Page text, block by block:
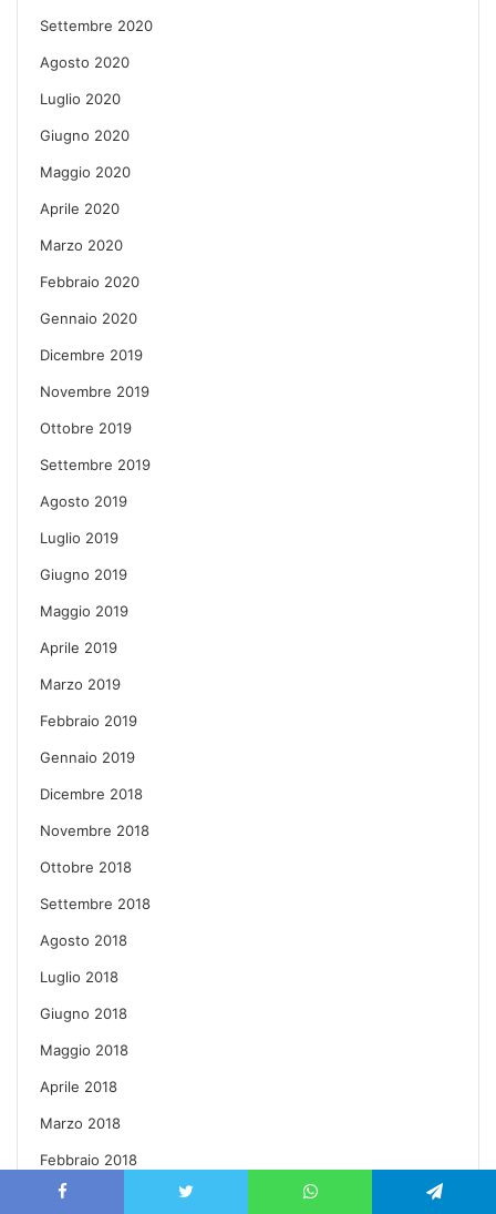
Settembre 2020
Agosto 2020
Luglio 2020
Giugno 2020
Maggio 2020
Aprile 2020
Marzo 2020
Febbraio 2020
Gennaio 2020
Dicembre 2019
Novembre 2019
Ottobre 2019
Settembre 2019
Agosto 2019
Luglio 2019
Giugno 2019
Maggio 2019
Aprile 2019
Marzo 2019
Febbraio 2019
Gennaio 2019
Dicembre 2018
Novembre 2018
Ottobre 2018
Settembre 2018
Agosto 2018
Luglio 2018
Giugno 2018
Maggio 2018
Aprile 2018
Marzo 2018
Febbraio 2018
Gennaio 2018